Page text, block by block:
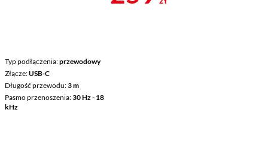
Typ podłączenia przewodowy
Złącze USB-C
Długość przewodu 3 m
Pasmo przenoszenia 30 Hz - 18
kHz